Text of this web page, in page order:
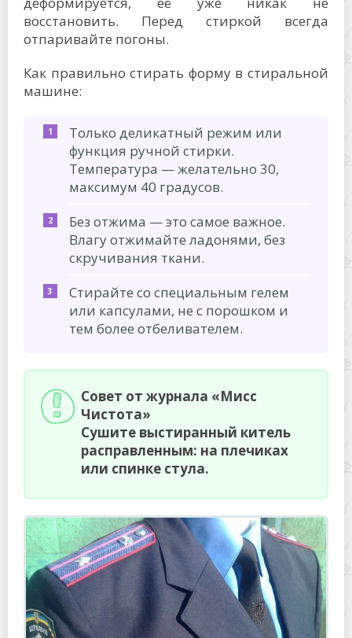
восстановить. Перед стиркой всегда
отпаривайте погоны.
Как правильно стирать форму в стиральной
машине:
Только деликатный режим или
функция ручной стирки.
Температура — желательно 30,
максимум 40 градусов.
Без отжима — это самое важное.
Влагу отжимайте ладонями, без
скручивания ткани.
Стирайте со специальным гелем
или капсулами, не с порошком и
тем более отбеливателем.
Совет от журнала «Мисс
Чистота»
Сушите выстиранный китель
расправленным: на плечиках
или спинке стула.